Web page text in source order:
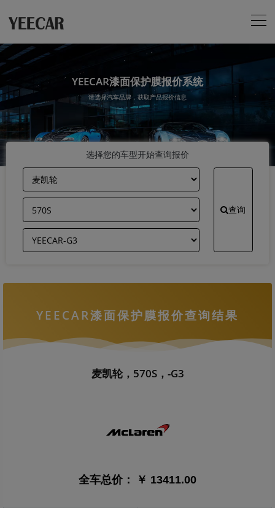
YEECAR漆面保护膜报价系统
请选择汽车品牌，获取产品报价信息
选择您的车型开始查询报价
查询
YEECAR漆面保护膜报价查询结果
麦凯轮，570S，-G3
全车总价： ￥ 13411.00